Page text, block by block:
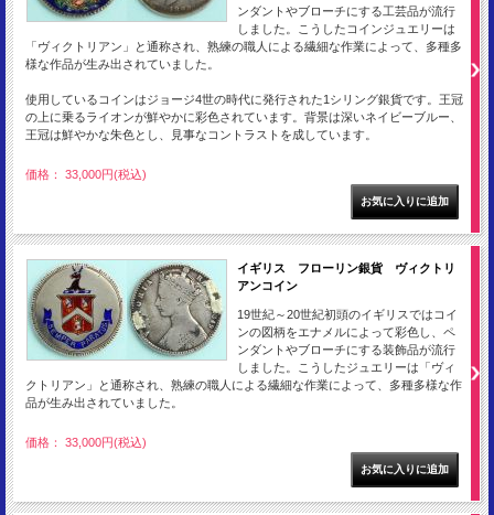
ンダントやブローチにする工芸品が流行
しました。こうしたコインジュエリーは
「ヴィクトリアン」と通称され、熟練の職人による繊細な作業によって、多種多
様な作品が生み出されていました。
使用しているコインはジョージ4世の時代に発行された1シリング銀貨です。王冠
の上に乗るライオンが鮮やかに彩色されています。背景は深いネイビーブルー、
王冠は鮮やかな朱色とし、見事なコントラストを成しています。
価格： 33,000円(税込)
イギリス フローリン銀貨 ヴィクトリ
アンコイン
19世紀～20世紀初頭のイギリスではコイ
ンの図柄をエナメルによって彩色し、ペ
ンダントやブローチにする装飾品が流行
しました。こうしたジュエリーは「ヴィ
クトリアン」と通称され、熟練の職人による繊細な作業によって、多種多様な作
品が生み出されていました。
価格： 33,000円(税込)